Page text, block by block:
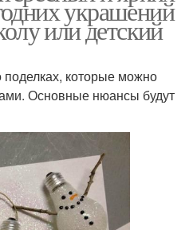
украшений
или детский
которые можно
Основные нюансы будут